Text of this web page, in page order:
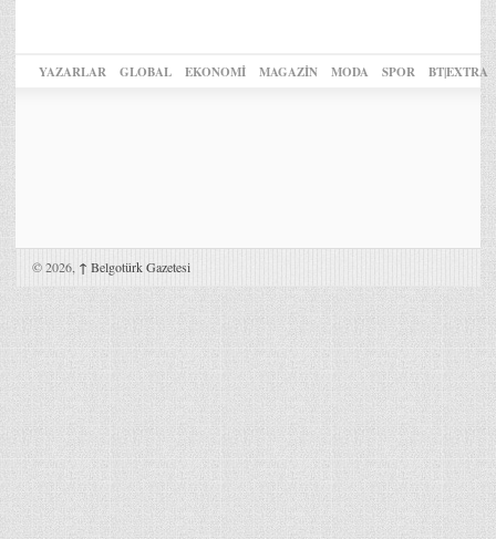
YAZARLAR GLOBAL EKONOMİ MAGAZİN MODA SPOR BT|EXTRA
© 2026, ↑ Belgotürk Gazetesi